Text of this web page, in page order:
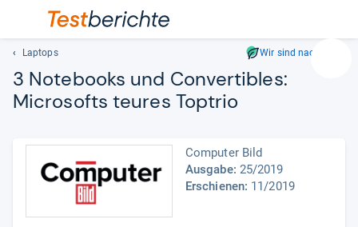
Laptops Wir sind nachhaltig
3 Note­books und Con­ver­ti­bles:
Micro­softs teu­res Top­trio
Computer Bild
Ausgabe: 25/2019
Erschienen: 11/2019